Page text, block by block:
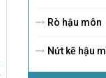
Rò hậu môn
Nứt kẽ hậu